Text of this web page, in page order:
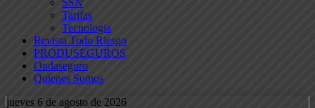
SSN
Tarifas
Tecnologia
Revista Todo Riesgo
PRODUSEGUROS
Ondaseguro
Quienes Somos
jueves 6 de agosto de 2026